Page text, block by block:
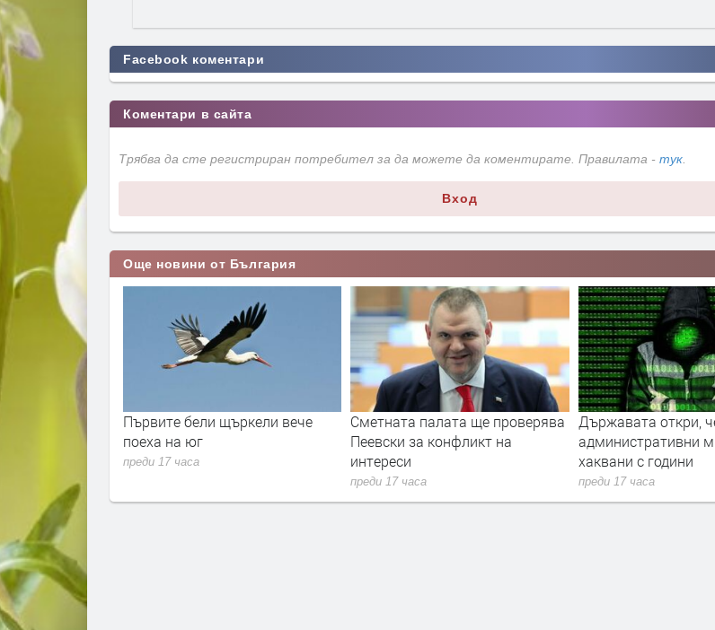
Facebook коментари
Коментари в сайта
Трябва да сте регистриран потребител за да можете да коментирате. Правилата - тук.
Вход
Още новини от България
зехтин без
хванати край
Първите бели щъркели вече
поеха на юг
преди 17 часа
Сметната палата ще провeрява
Пеевски за конфликт на
интереси
преди 17 часа
Държавата откри,
административни
хаквани с години
преди 17 часа